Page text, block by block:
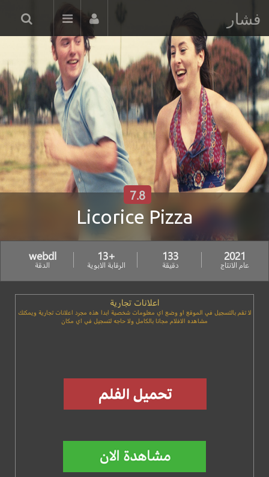
فشار
Licorice Pizza
7.8
2021
عام الانتاج
133
دقيقة
+13
الرقابة الابوية
webdl
الدقة
اعلانات تجارية
لا تقم بالتسجيل في الموقع او وضع اي معلومات شخصية ابدا هذه مجرد اعلانات تجارية ويمكنك
مشاهده الافلام مجانا بالكامل ولا حاجه لتسجيل في اي مكان